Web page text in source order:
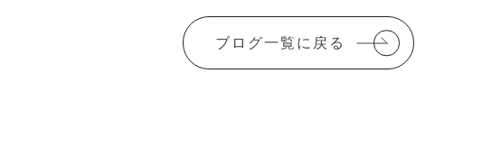
b
o
o
r
ブログ一覧に戻る